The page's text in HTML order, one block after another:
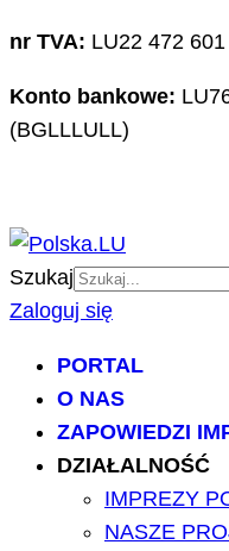
nr TVA: LU22 472 601
Konto bankowe:
(BGLLLULL)
Szukaj
Zaloguj się
PORTAL
O NAS
ZAPOWIEDZI
DZIAŁALNOŚĆ
IMPREZY
NASZE